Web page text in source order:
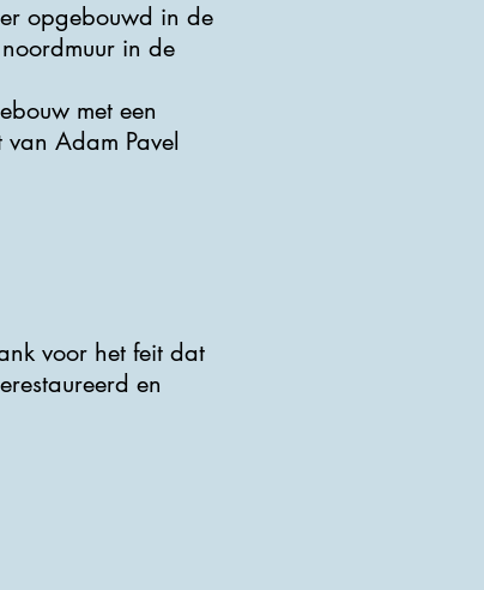
opgebouwd in de
in de
met een
Adam Pavel
voor het feit dat
en